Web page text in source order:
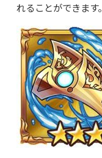
れることができます。